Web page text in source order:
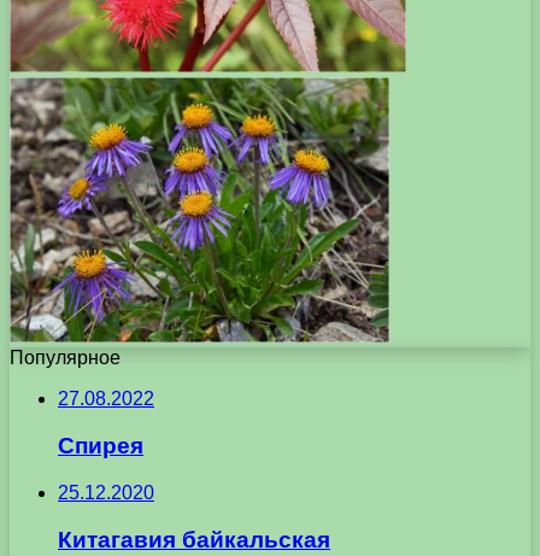
Популярное
27.08.2022
Спирея
25.12.2020
Китагавия байкальская